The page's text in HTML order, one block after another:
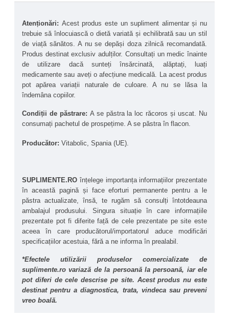
Atenționări: Acest produs este un supliment alimentar și nu
trebuie să înlocuiască o dietă variată și echilibrată sau un stil
de viață sănătos. A nu se depăși doza zilnică recomandată.
Produs destinat exclusiv adulților. Consultați un medic înainte
de utilizare dacă sunteți însărcinată, alăptați, luați
medicamente sau aveți o afecțiune medicală. La acest produs
pot apărea variații naturale de culoare. A nu se lăsa la
îndemâna copiilor.
Condiții de păstrare: A se păstra la loc răcoros și uscat. Nu
consumați pachetul de prospețime. A se păstra în flacon.
Producător: Vitabolic, Spania (UE).
SUPLIMENTE.RO înțelege importanța informațiilor prezentate
în această pagină și face eforturi permanente pentru a le
păstra actualizate, însă, te rugăm să consulți întotdeauna
ambalajul produsului. Singura situație în care informațiile
prezentate pot fi diferite față de cele prezentate pe site este
aceea în care producătorul/importatorul aduce modificări
specificațiilor acestuia, fără a ne informa în prealabil.
*Efectele utilizării produselor comercializate de
suplimente.ro variază de la persoană la persoană, iar ele
pot diferi de cele descrise pe site. Acest produs nu este
destinat pentru a diagnostica, trata, vindeca sau preveni
vreo boală.